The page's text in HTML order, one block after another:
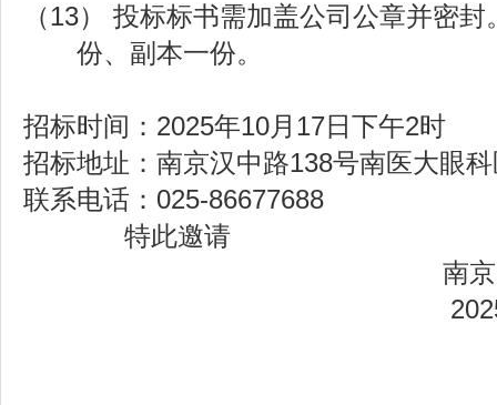
（13） 投标标书需加盖公司公章并密
份、副本一份。
招标时间： 2025年10月17日下午2时
招标地址：南京汉中路138号南医大眼
联系电话： 025-86677688
特此邀请
南